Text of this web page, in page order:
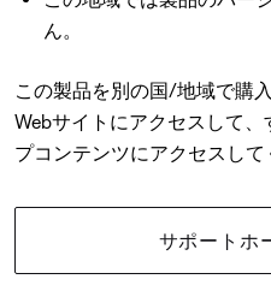
ん。
この製品を別の国/地域で購
Webサイトにアクセスして
プコンテンツにアクセスして
サポートホ